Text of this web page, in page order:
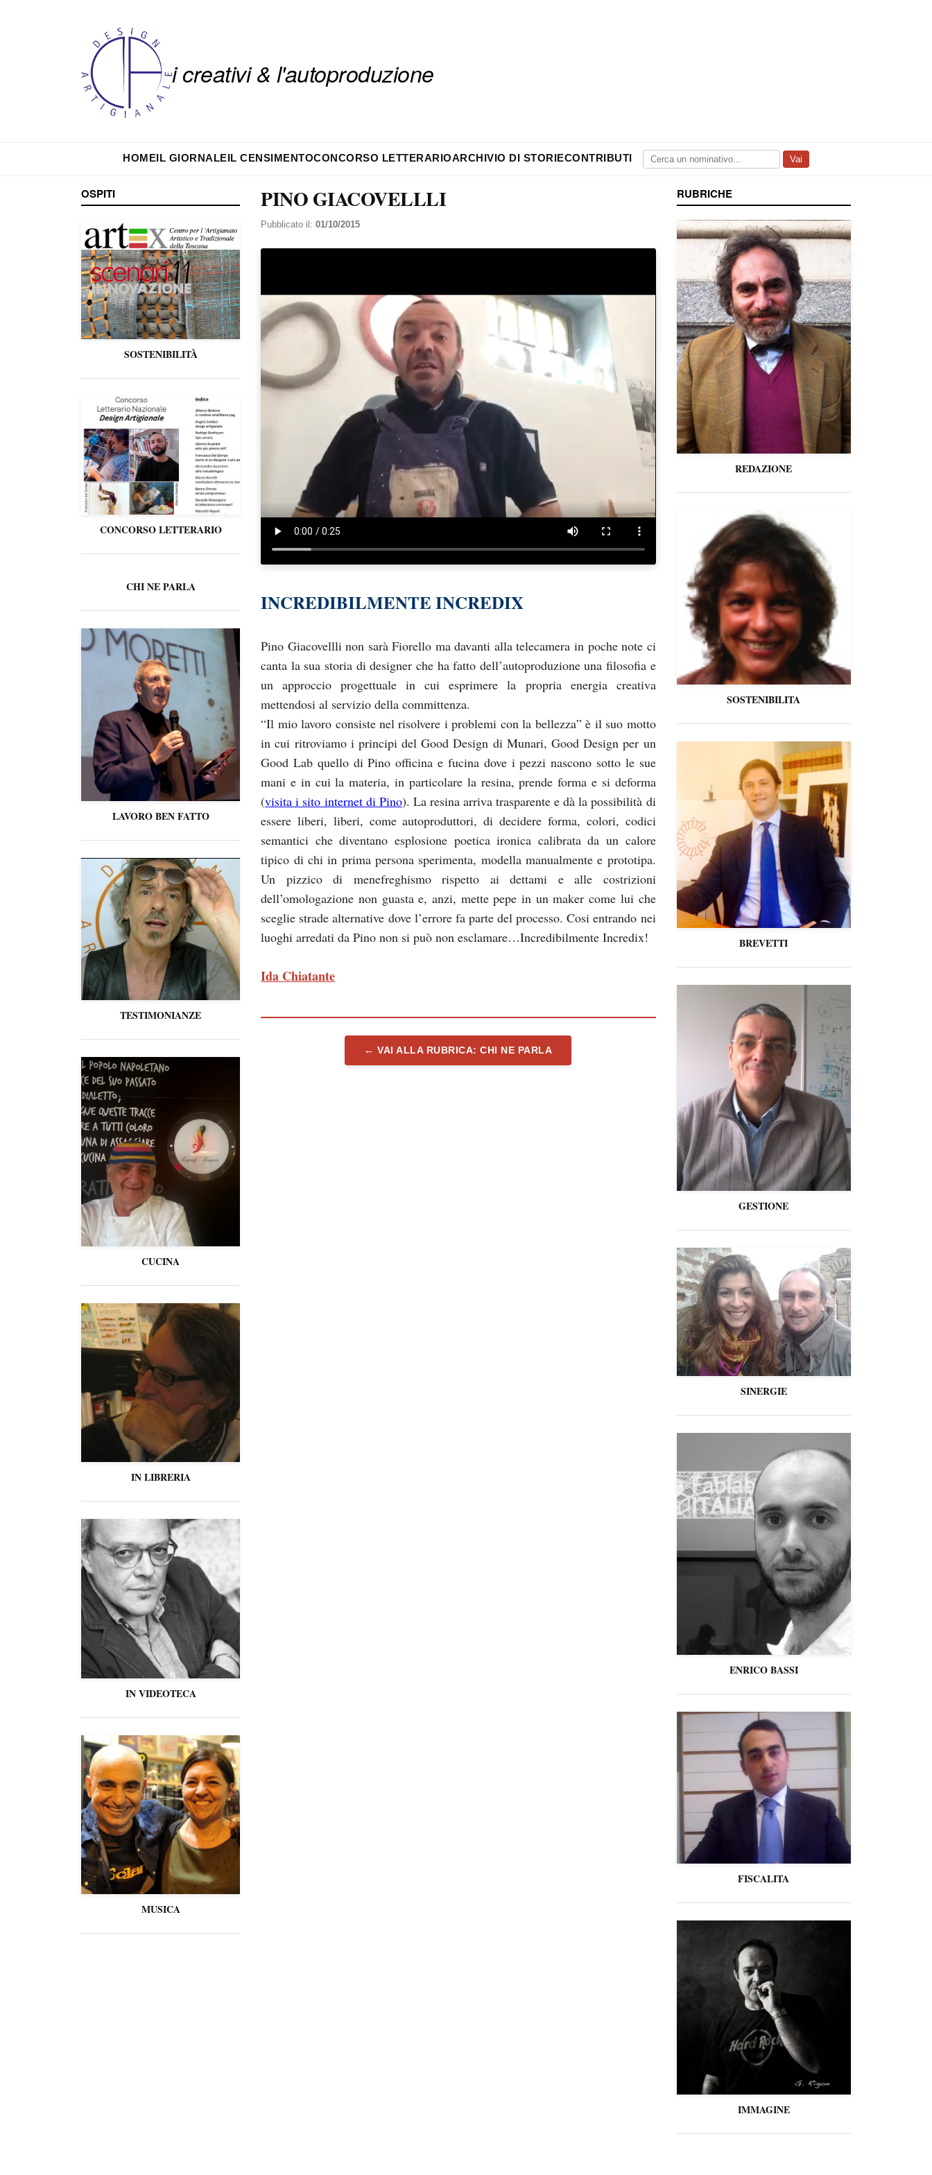
i creativi & l'autoproduzione
HOMEIL GIORNALEIL CENSIMENTOCONCORSO LETTERARIOARCHIVIO DI STORIECONTRIBUTI Vai
OSPITI
SOSTENIBILITÀ
CONCORSO LETTERARIO
CHI NE PARLA
LAVORO BEN FATTO
TESTIMONIANZE
CUCINA
IN LIBRERIA
IN VIDEOTECA
MUSICA
PINO GIACOVELLLI
Pubblicato il:01/10/2015
INCREDIBILMENTE INCREDIX
Pino Giacovellli non sarà Fiorello ma davanti alla telecamera in poche note ci
canta la sua storia di designer che ha fatto dell’autoproduzione una filosofia e
un approccio progettuale in cui esprimere la propria energia creativa
mettendosi al servizio della committenza.
“Il mio lavoro consiste nel risolvere i problemi con la bellezza” è il suo motto
in cui ritroviamo i principi del Good Design di Munari, Good Design per un
Good Lab quello di Pino officina e fucina dove i pezzi nascono sotto le sue
mani e in cui la materia, in particolare la resina, prende forma e si deforma
(visita i sito internet di Pino). La resina arriva trasparente e dà la possibilità di
essere liberi, liberi, come autoproduttori, di decidere forma, colori, codici
semantici che diventano esplosione poetica ironica calibrata da un calore
tipico di chi in prima persona sperimenta, modella manualmente e prototipa.
Un pizzico di menefreghismo rispetto ai dettami e alle costrizioni
dell’omologazione non guasta e, anzi, mette pepe in un maker come lui che
sceglie strade alternative dove l’errore fa parte del processo. Cosi entrando nei
luoghi arredati da Pino non si può non esclamare…Incredibilmente Incredix!
Ida Chiatante
← VAI ALLA RUBRICA: CHI NE PARLA
RUBRICHE
REDAZIONE
SOSTENIBILITA
BREVETTI
GESTIONE
SINERGIE
ENRICO BASSI
FISCALITA
IMMAGINE